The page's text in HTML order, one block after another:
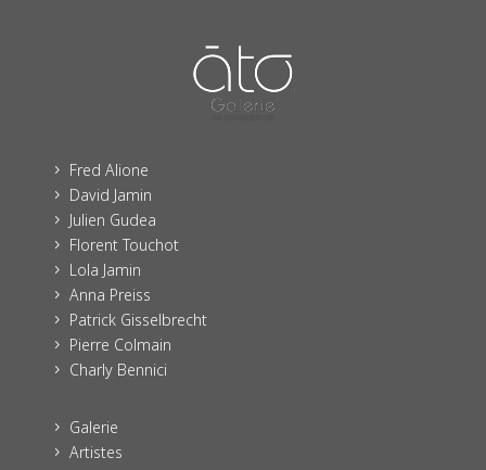
5 Fred Alione
5 David Jamin
5 Julien Gudea
5 Florent Touchot
5 Lola Jamin
5 Anna Preiss
5 Patrick Gisselbrecht
5 Pierre Colmain
5 Charly Bennici
5 Galerie
5 Artistes